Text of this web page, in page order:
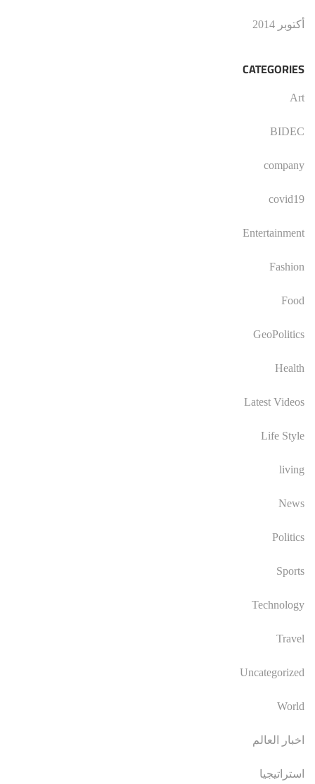
أكتوبر 2014
CATEGORIES
Art
BIDEC
company
covid19
Entertainment
Fashion
Food
GeoPolitics
Health
Latest Videos
Life Style
living
News
Politics
Sports
Technology
Travel
Uncategorized
World
اخبار العالم
استراتيجيا